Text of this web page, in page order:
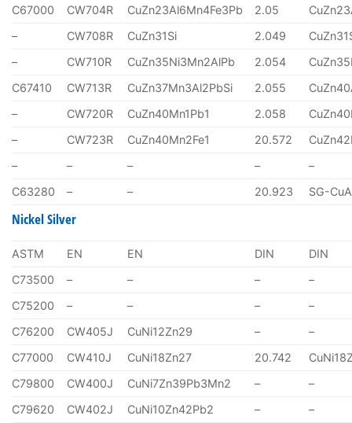
C67000 CW704R CuZn23Al6Mn4Fe3Pb 2.05
–
CW708R CuZn31Si 2.049
–
CW710R CuZn35Ni3Mn2AlPb 2.054
C67410
CW713R CuZn37Mn3Al2PbSi 2.055
–
CW720R CuZn40Mn1Pb1 2.058
–
CW723R CuZn40Mn2Fe1 20.572
–
– – –
–
C63280
– – 20.923 SG-
Nickel Silver
ASTM EN EN DIN
DIN
C73500
– – –
–
C75200
– – –
–
C76200
CW405J CuNi12Zn29 –
–
C77000
CW410J CuNi18Zn27 20.742
C79800
CW400J CuNi7Zn39Pb3Mn2 –
–
C79620
CW402J CuNi10Zn42Pb2 –
–